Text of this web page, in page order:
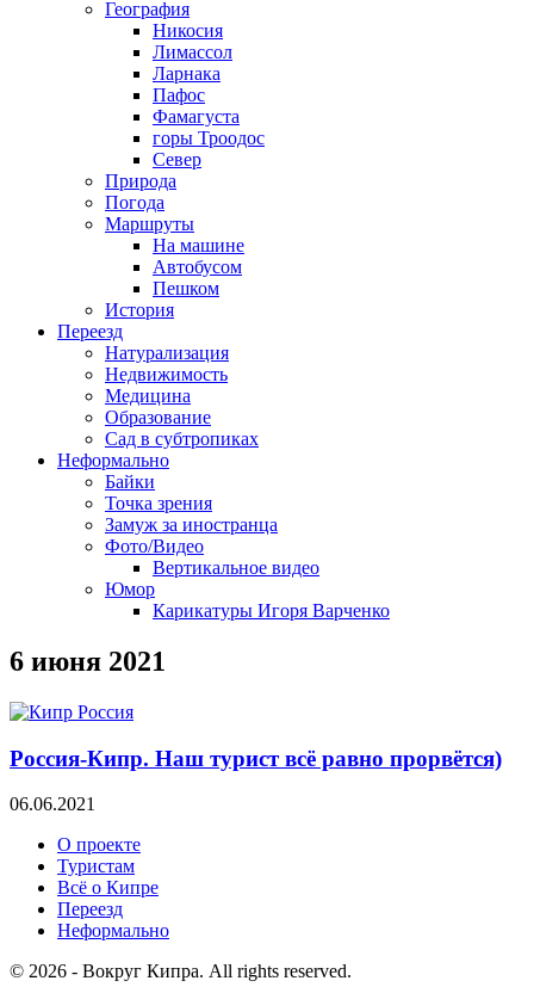
География
Никосия
Лимассол
Ларнака
Пафос
Фамагуста
горы Троодос
Север
Природа
Погода
Маршруты
На машине
Автобусом
Пешком
История
Переезд
Натурализация
Недвижимость
Медицина
Образование
Сад в субтропиках
Неформально
Байки
Точка зрения
Замуж за иностранца
Фото/Видео
Вертикальное видео
Юмор
Карикатуры Игоря Варченко
6 июня 2021
Россия-Кипр. Наш турист всё равно прорвётся)
06.06.2021
О проекте
Туристам
Всё о Кипре
Переезд
Неформально
© 2026 - Вокруг Кипра. All rights reserved.